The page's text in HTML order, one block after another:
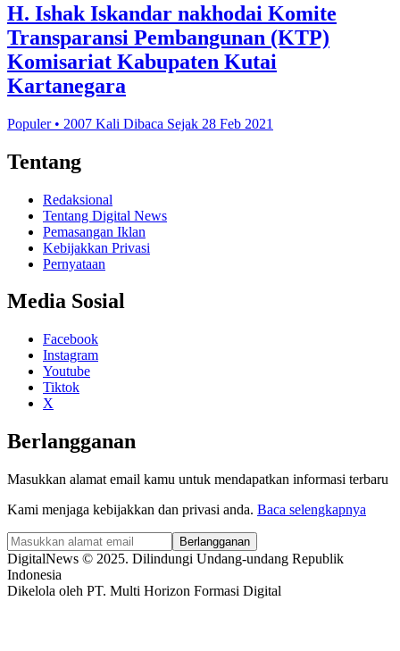
H. Ishak Iskandar nakhodai Komite
Transparansi Pembangunan (KTP)
Komisariat Kabupaten Kutai
Kartanegara
Populer • 2007 Kali Dibaca Sejak 28 Feb 2021
Tentang
Redaksional
Tentang Digital News
Pemasangan Iklan
Kebijakkan Privasi
Pernyataan
Media Sosial
Facebook
Instagram
Youtube
Tiktok
X
Berlangganan
Masukkan alamat email kamu untuk mendapatkan informasi terbaru
Kami menjaga kebijakkan dan privasi anda. Baca selengkapnya
Berlangganan
DigitalNews © 2025. Dilindungi Undang-undang Republik
Indonesia
Dikelola oleh PT. Multi Horizon Formasi Digital